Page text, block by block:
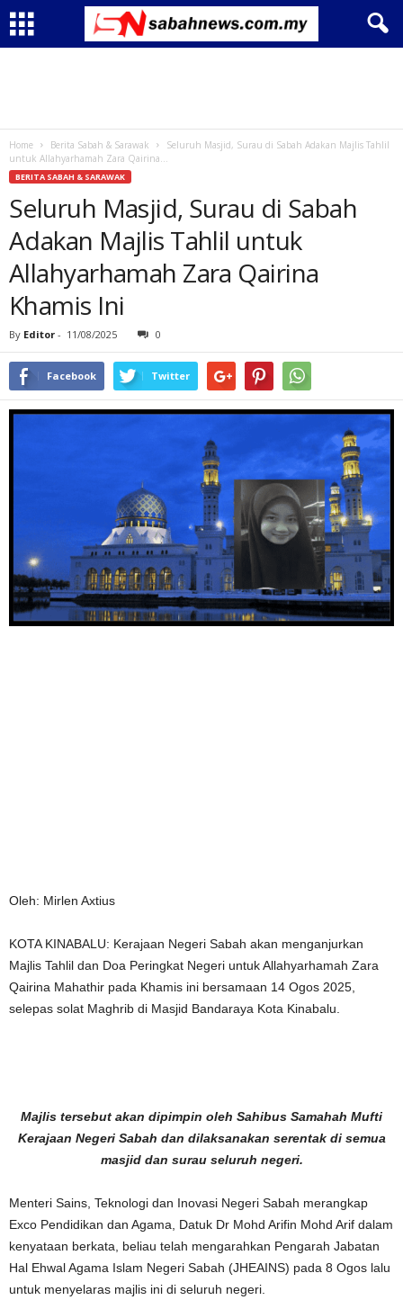
Home Berita Sabah & Sarawak
Seluruh Masjid, Surau di Sabah Adakan Majlis Tahlil
untuk Allahyarhamah Zara Qairina...
BERITA SABAH & SARAWAK
Seluruh Masjid, Surau di Sabah
Adakan Majlis Tahlil untuk
Allahyarhamah Zara Qairina
Khamis Ini
By Editor - 11/08/2025 0
Facebook Twitter
Oleh: Mirlen Axtius
KOTA KINABALU: Kerajaan Negeri Sabah akan menganjurkan
Majlis Tahlil dan Doa Peringkat Negeri untuk Allahyarhamah Zara
Qairina Mahathir pada Khamis ini bersamaan 14 Ogos 2025,
selepas solat Maghrib di Masjid Bandaraya Kota Kinabalu.
Majlis tersebut akan dipimpin oleh Sahibus Samahah Mufti
Kerajaan Negeri Sabah dan dilaksanakan serentak di semua
masjid dan surau seluruh negeri.
Menteri Sains, Teknologi dan Inovasi Negeri Sabah merangkap
Exco Pendidikan dan Agama, Datuk Dr Mohd Arifin Mohd Arif dalam
kenyataan berkata, beliau telah mengarahkan Pengarah Jabatan
Hal Ehwal Agama Islam Negeri Sabah (JHEAINS) pada 8 Ogos lalu
untuk menyelaras majlis ini di seluruh negeri.